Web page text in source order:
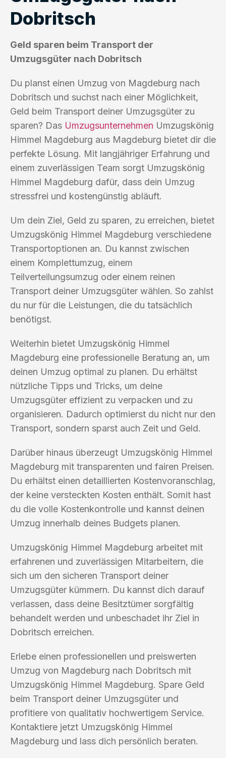
Dobritsch
Geld sparen beim Transport der
Umzugsgüter nach Dobritsch
Du planst einen Umzug von Magdeburg nach
Dobritsch und suchst nach einer Möglichkeit,
Geld beim Transport deiner Umzugsgüter zu
sparen? Das Umzugsunternehmen Umzugskönig
Himmel Magdeburg aus Magdeburg bietet dir die
perfekte Lösung. Mit langjähriger Erfahrung und
einem zuverlässigen Team sorgt Umzugskönig
Himmel Magdeburg dafür, dass dein Umzug
stressfrei und kostengünstig abläuft.
Um dein Ziel, Geld zu sparen, zu erreichen, bietet
Umzugskönig Himmel Magdeburg verschiedene
Transportoptionen an. Du kannst zwischen
einem Komplettumzug, einem
Teilverteilungsumzug oder einem reinen
Transport deiner Umzugsgüter wählen. So zahlst
du nur für die Leistungen, die du tatsächlich
benötigst.
Weiterhin bietet Umzugskönig Himmel
Magdeburg eine professionelle Beratung an, um
deinen Umzug optimal zu planen. Du erhältst
nützliche Tipps und Tricks, um deine
Umzugsgüter effizient zu verpacken und zu
organisieren. Dadurch optimierst du nicht nur den
Transport, sondern sparst auch Zeit und Geld.
Darüber hinaus überzeugt Umzugskönig Himmel
Magdeburg mit transparenten und fairen Preisen.
Du erhältst einen detaillierten Kostenvoranschlag,
der keine versteckten Kosten enthält. Somit hast
du die volle Kostenkontrolle und kannst deinen
Umzug innerhalb deines Budgets planen.
Umzugskönig Himmel Magdeburg arbeitet mit
erfahrenen und zuverlässigen Mitarbeitern, die
sich um den sicheren Transport deiner
Umzugsgüter kümmern. Du kannst dich darauf
verlassen, dass deine Besitztümer sorgfältig
behandelt werden und unbeschadet ihr Ziel in
Dobritsch erreichen.
Erlebe einen professionellen und preiswerten
Umzug von Magdeburg nach Dobritsch mit
Umzugskönig Himmel Magdeburg. Spare Geld
beim Transport deiner Umzugsgüter und
profitiere von qualitativ hochwertigem Service.
Kontaktiere jetzt Umzugskönig Himmel
Magdeburg und lass dich persönlich beraten.